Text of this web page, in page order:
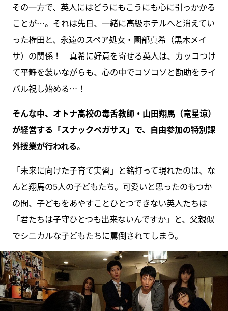
その一方で、英人にはどうにもこうにも心に引っかかる
ことが…。それは先日、一緒に高級ホテルへと消えてい
った権田と、永遠のスペア処女・園部真希（黒木メイ
サ）の関係！ 真希に好意を寄せる英人は、カッコつけ
て平静を装いながらも、心の中でコソコソと勘助をライ
バル視し始める…！
そんな中、オトナ高校の毒舌教師・山田翔馬（竜星涼）
が経営する「スナックペガサス」で、自由参加の特別課
外授業が行われる。
「未来に向けた子育て実習」と銘打って現れたのは、な
んと翔馬の5人の子どもたち。可愛いと思ったのもつか
の間、子どもをあやすことひとつできない英人たちは
「君たちは子守ひとつも出来ないんですか」と、父親似
でシニカルな子どもたちに罵倒されてしまう。